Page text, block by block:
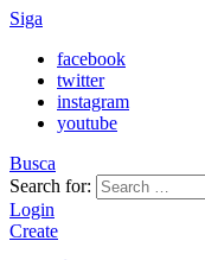
Siga
facebook
twitter
instagram
youtube
Busca
Search for:
Login
Create